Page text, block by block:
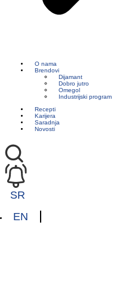
O nama
Brendovi
Dijamant
Dobro jutro
Omegol
Industrijski program
Recepti
Karijera
Saradnja
Novosti
SR
EN